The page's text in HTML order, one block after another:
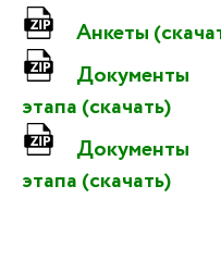
Анкеты
этапа (скачать)
этапа (скачать)